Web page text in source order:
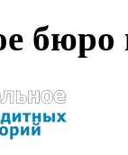
бюро